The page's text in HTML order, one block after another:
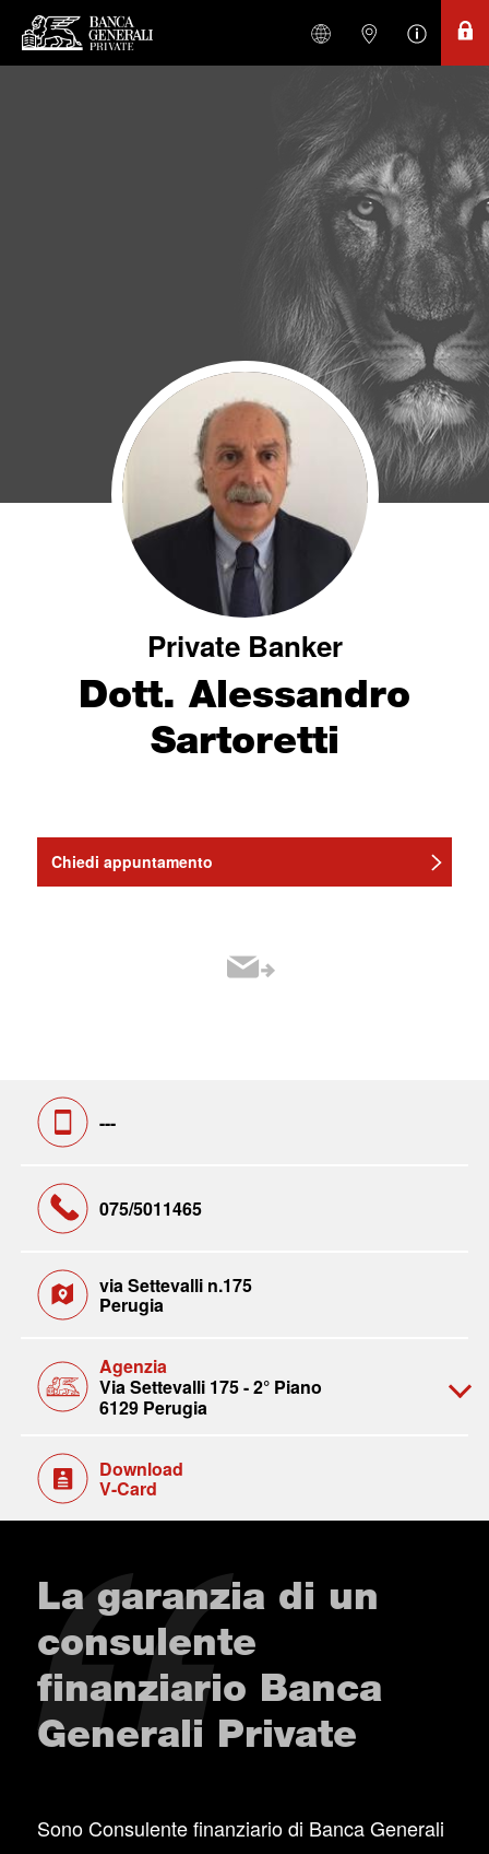
Private Banker
Dott. Alessandro
Sartoretti
Chiedi appuntamento
---
075/5011465
via Settevalli n.175
Perugia
Agenzia
Via Settevalli 175 - 2° Piano
6129 Perugia
Download
V-Card
La garanzia di un
consulente
finanziario Banca
Generali Private
Sono Consulente finanziario di Banca Generali